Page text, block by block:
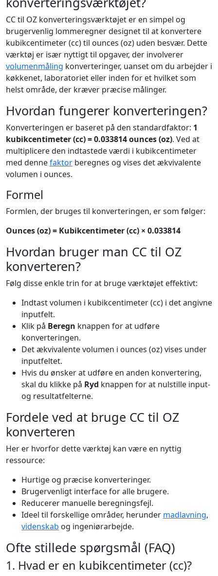
CC til OZ konverteringsværktøjet er en simpel og
brugervenlig lommeregner designet til at konvertere
kubikcentimeter (cc) til ounces (oz) uden besvær. Dette
værktøj er især nyttigt til opgaver, der involverer
volumenmåling konverteringer, uanset om du arbejder i
køkkenet, laboratoriet eller inden for et hvilket som
helst område, der kræver præcise målinger.
Hvordan fungerer konverteringen?
Konverteringen er baseret på den standardfaktor: 1
kubikcentimeter (cc) = 0.033814 ounces (oz). Ved at
multiplicere den indtastede værdi i kubikcentimeter
med dennefaktor beregnes og vises det ækvivalente
volumen i ounces.
Formel
Formlen, der bruges til konverteringen, er som følger:
Ounces (oz) = Kubikcentimeter (cc) × 0.033814
Hvordan bruger man CC til OZ
konverteren?
Følg disse enkle trin for at bruge værktøjet effektivt:
Indtast volumen i kubikcentimeter (cc) i det angivne
inputfelt.
Klik på Beregn knappen for at udføre
konverteringen.
Det ækvivalente volumen i ounces (oz) vises under
inputfeltet.
Hvis du ønsker at udføre en anden konvertering,
skal du klikke på Ryd knappen for at nulstille input-
og resultatfelterne.
Fordele ved at bruge CC til OZ
konverteren
Her er hvorfor dette værktøj kan være en nyttig
ressource:
Hurtige og præcise konverteringer.
Brugervenligt interface for alle brugere.
Reducerer manuelle beregningsfejl.
Ideel til forskellige områder, herunder madlavning,
videnskab og ingeniørarbejde.
Ofte stillede spørgsmål (FAQ)
1. Hvad er en kubikcentimeter (cc)?